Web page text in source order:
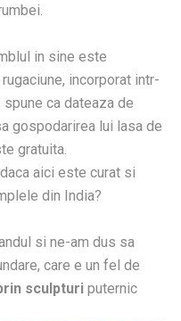
in sine este
incorporat intr-
ca dateaza de
gospodarirea lui lasa de
gratuita.
aici este curat si
din India?
si ne-am dus sa
care e un fel de
sculpturi puternic